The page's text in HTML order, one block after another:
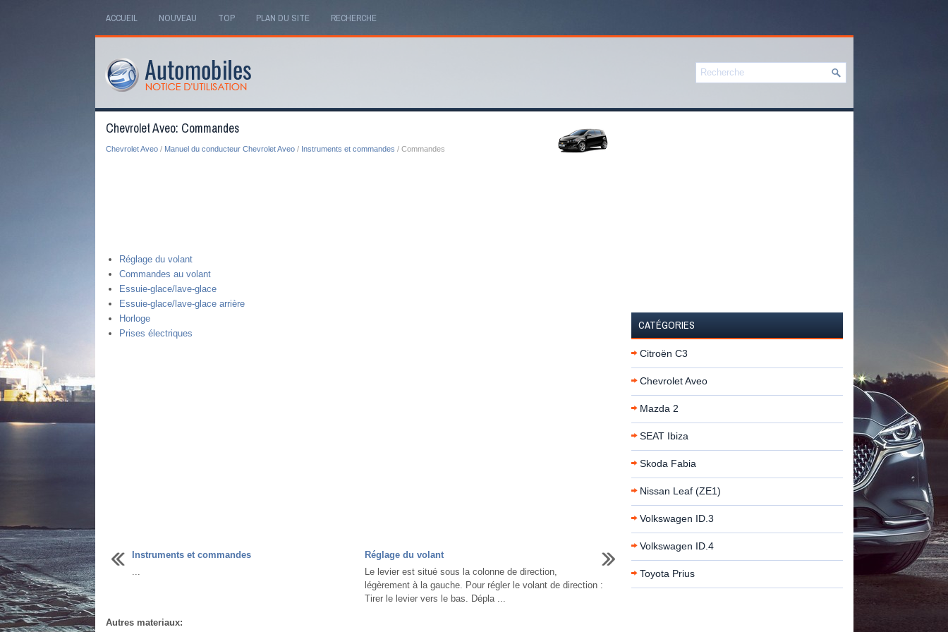
ACCUEIL NOUVEAU TOP PLAN DU SITE RECHERCHE
Chevrolet Aveo: Commandes
Chevrolet Aveo/ Manuel du conducteur Chevrolet Aveo/ Instruments et commandes / Commandes
Réglage du volant
Commandes au volant
Essuie-glace/lave-glace
Essuie-glace/lave-glace arrière
Horloge
Prises électriques
Instruments et commandes
...
Réglage du volant
Le levier est situé sous la colonne de direction,
légèrement à la gauche. Pour régler le volant de direction :
Tirer le levier vers le bas. Dépla ...
Autres materiaux:
CATÉGORIES
Citroën C3
Chevrolet Aveo
Mazda 2
SEAT Ibiza
Skoda Fabia
Nissan Leaf (ZE1)
Volkswagen ID.3
Volkswagen ID.4
Toyota Prius